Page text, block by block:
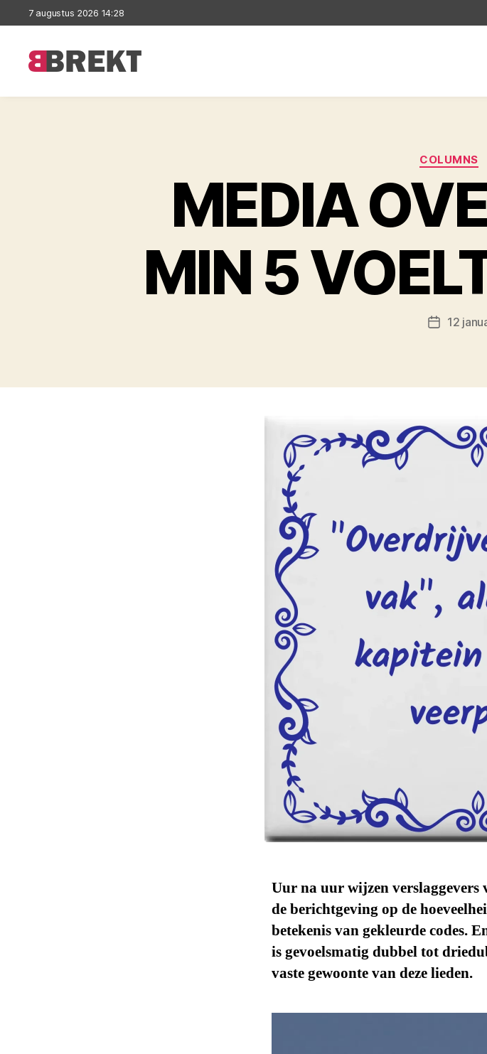
7 augustus 2026 14:28
COLUMNS
MEDIA
MIN 5
12
Uur na uur wijzen verslaggevers
de berichtgeving op de
betekenis van gekleurde codes.
is gevoelsmatig dubbel tot
vaste gewoonte van deze lieden.